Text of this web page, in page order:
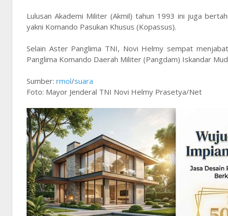
Lulusan Akademi Militer (Akmil) tahun 1993 ini juga
yakni Komando Pasukan Khusus (Kopassus).
Selain Aster Panglima TNI, Novi Helmy sempat
Panglima Komando Daerah Militer (Pangdam) Iskandar
Sumber: rmol/suara
Foto: Mayor Jenderal TNI Novi Helmy Prasetya/Net